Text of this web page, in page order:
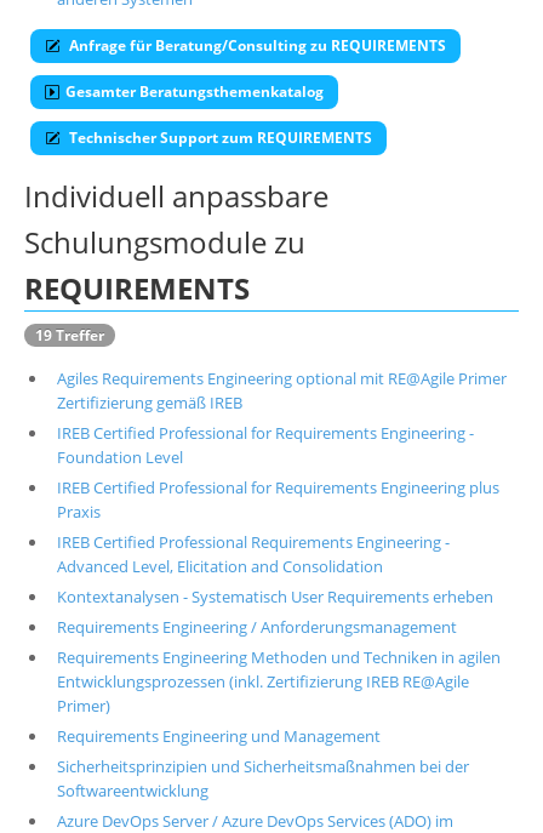
Über uns
Suche
Anfrage für Beratung/Consulting zu REQUIREMENTS
Gesamter Beratungsthemenkatalog
Technischer Support zum REQUIREMENTS
Individuell anpassbare
Schulungsmodule zu
REQUIREMENTS
19 Treffer
Agiles Requirements Engineering optional mit RE@Agile Primer
Zertifizierung gemäß IREB
IREB Certified Professional for Requirements Engineering -
Foundation Level
IREB Certified Professional for Requirements Engineering plus
Praxis
IREB Certified Professional Requirements Engineering -
Advanced Level, Elicitation and Consolidation
Kontextanalysen - Systematisch User Requirements erheben
Requirements Engineering / Anforderungsmanagement
Requirements Engineering Methoden und Techniken in agilen
Entwicklungsprozessen (inkl. Zertifizierung IREB RE@Agile
Primer)
Requirements Engineering und Management
Sicherheitsprinzipien und Sicherheitsmaßnahmen bei der
Softwareentwicklung
Azure DevOps Server / Azure DevOps Services (ADO) im